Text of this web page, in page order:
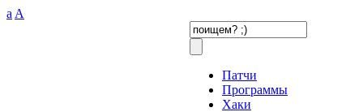
a A
Патчи
Программы
Хаки